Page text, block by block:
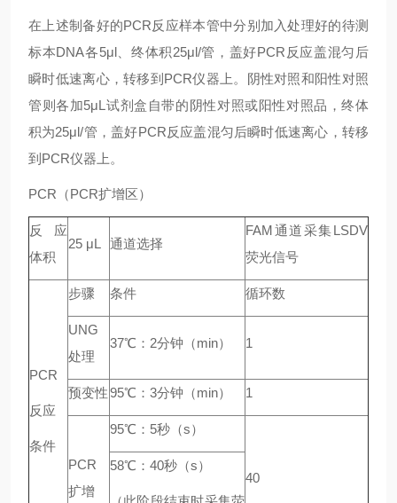
在上述制备好的PCR反应样本管中分别加入处理好的待测
标本DNA各5μl、终体积25μl/管，盖好PCR反应盖混匀后
瞬时低速离心，转移到PCR仪器上。阴性对照和阳性对照
管则各加5μL试剂盒自带的阴性对照或阳性对照品，终体
积为25μl/管，盖好PCR反应盖混匀后瞬时低速离心，转移
到PCR仪器上。
PCR（PCR扩增区）
反应
体积
25 μL 通道选择
FAM通道采集LSDV
荧光信号
PCR
反应
条件
步骤 条件 循环数
UNG
处理
37℃：2分钟（min） 1
预变性95℃：3分钟（min） 1
PCR
扩增
95℃：5秒（s）
40
58℃：40秒（s）